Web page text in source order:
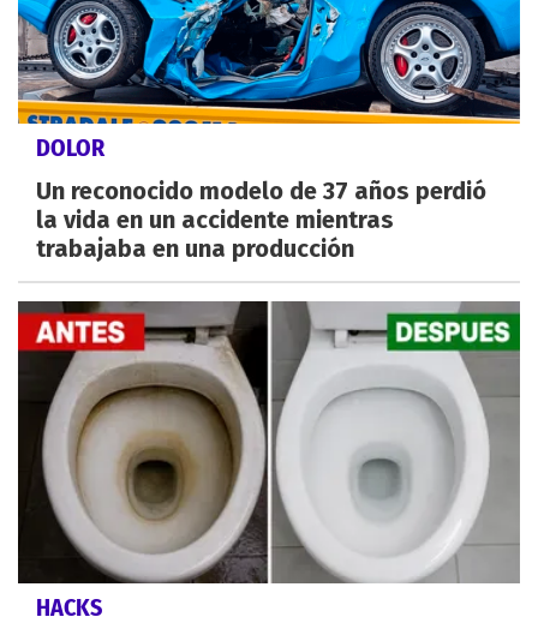
DOLOR
Un reconocido modelo de 37 años perdió
la vida en un accidente mientras
trabajaba en una producción
HACKS